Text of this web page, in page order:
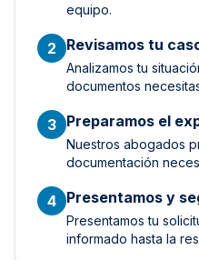
equipo.
2 Revisamos tu
Analizamos tu
documentos
3 Preparamos el
Nuestros abogados
documentación
4 Presentamos y
Presentamos tu
informado hasta la